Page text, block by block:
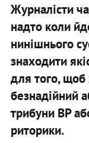
Журналісти
надто коли
нинішнього
знаходити
для того, щоб
безнадійний
трибуни ВР
риторики.